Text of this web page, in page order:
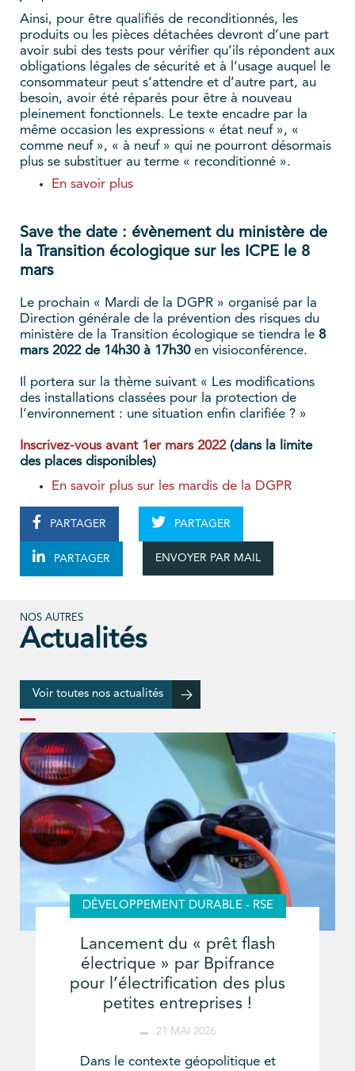
Ainsi, pour être qualifiés de reconditionnés, les
produits ou les pièces détachées devront d’une part
avoir subi des tests pour vérifier qu’ils répondent aux
obligations légales de sécurité et à l’usage auquel le
consommateur peut s’attendre et d’autre part, au
besoin, avoir été réparés pour être à nouveau
pleinement fonctionnels. Le texte encadre par la
même occasion les expressions « état neuf », «
comme neuf », « à neuf » qui ne pourront désormais
plus se substituer au terme « reconditionné ».
En savoir plus
Save the date : évènement du ministère de
la Transition écologique sur les ICPE le 8
mars
Le prochain « Mardi de la DGPR » organisé par la
Direction générale de la prévention des risques du
ministère de la Transition écologique se tiendra le 8
mars 2022 de 14h30 à 17h30en visioconférence.
Il portera sur la thème suivant « Les modifications
des installations classées pour la protection de
l’environnement : une situation enfin clarifiée ? »
Inscrivez-vous avant 1er mars 2022(dans la limite
des places disponibles)
En savoir plus sur les mardis de la DGPR
PARTAGER PARTAGER
PARTAGER ENVOYER PAR MAIL
NOS AUTRES
Actualités
Voir toutes nos actualités
DÉVELOPPEMENT DURABLE - RSE
Lancement du « prêt flash
électrique » par Bpifrance
pour l’électrification des plus
petites entreprises !
21 MAI 2026
Dans le contexte géopolitique et